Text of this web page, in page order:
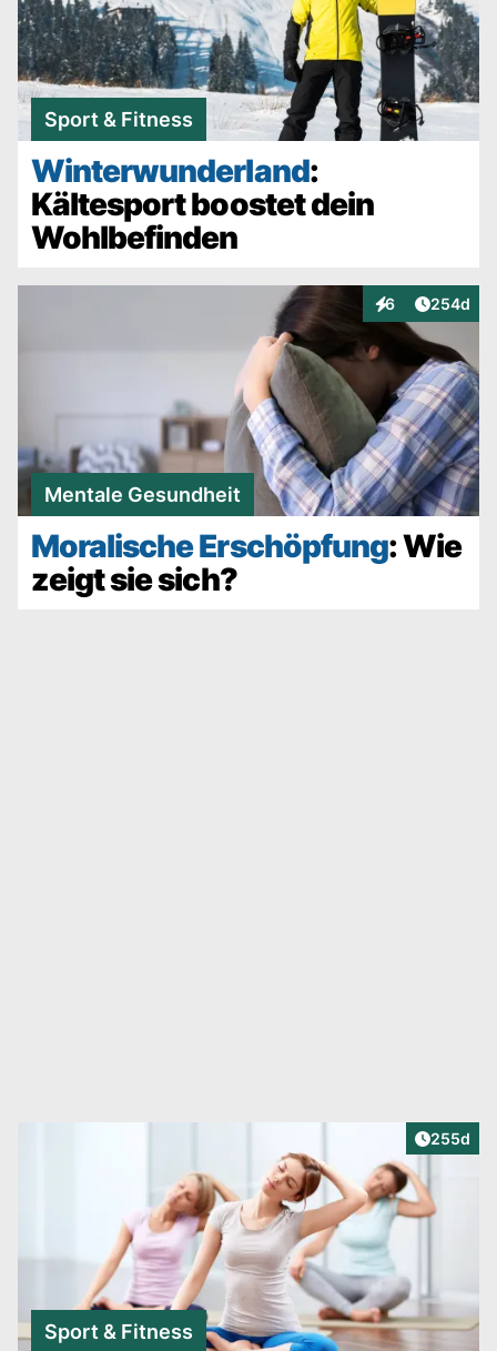
Sport & Fitness
Winterwunderland:
Kältesport boostet dein
Wohlbefinden
6
Interaktionen
Artikel
254d
Mentale Gesundheit
Moralische Erschöpfung: Wie
zeigt sie sich?
Artikel
255d
Sport & Fitness